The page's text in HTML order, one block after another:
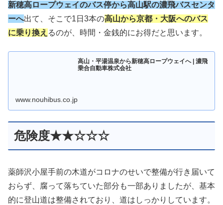
新穂高ロープウェイのバス停から高山駅の濃飛バスセンタ
ーへ出て、そこで1日3本の高山から京都・大阪へのバス
に乗り換え るのが、時間・金銭的にお得だと思います。
高山・平湯温泉から新穂高ロープウェイへ | 濃飛
乗合自動車株式会社
www.nouhibus.co.jp
危険度★★☆☆☆
薬師沢小屋手前の木道がコロナのせいで整備が行き届いて
おらず、腐って落ちていた部分も一部ありましたが、基本
的に登山道は整備されており、道はしっかりしています。